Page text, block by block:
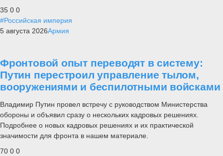
35 0 0
#Российская империя
5 августа 2026Армия
Фронтовой опыт переводят в систему:
Путин перестроил управление тылом,
вооружениями и беспилотными войсками
Владимир Путин провел встречу с руководством Министерства
обороны и объявил сразу о нескольких кадровых решениях.
Подробнее о новых кадровых решениях и их практической
значимости для фронта в нашем материале.
70 0 0